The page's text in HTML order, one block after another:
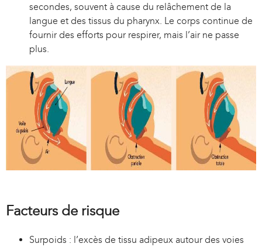
secondes, souvent à cause du relâchement de la
langue et des tissus du pharynx. Le corps continue de
fournir des efforts pour respirer, mais l’air ne passe
plus.
Facteurs de risque
Surpoids : l’excès de tissu adipeux autour des voies